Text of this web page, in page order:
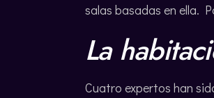
salas basadas en ella.
La
Cuatro expertos han